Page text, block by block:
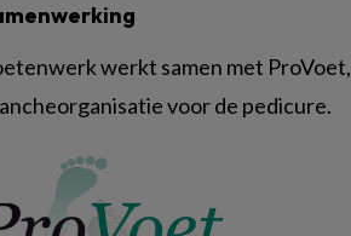
werkt samen met ProVoet,
voor de pedicure.